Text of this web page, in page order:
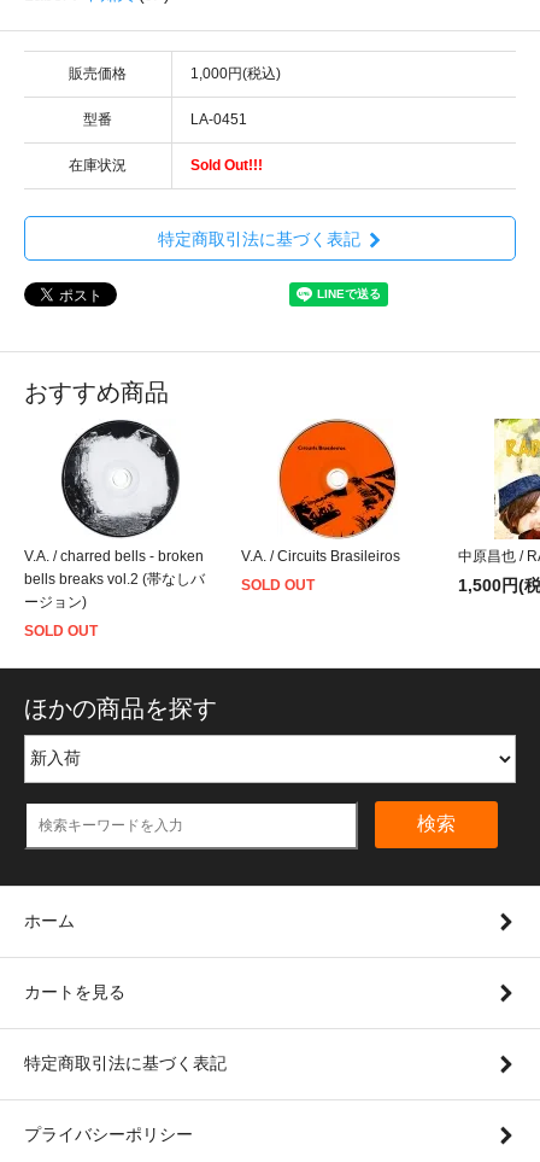
販売価格 1,000円(税込)
型番 LA-0451
在庫状況 Sold Out!!!
特定商取引法に基づく表記
おすすめ商品
V.A. / charred bells - broken
bells breaks vol.2 (帯なしバ
ージョン)
SOLD OUT
V.A. / Circuits Brasileiros
SOLD OUT
中原昌也 /
1,500円(
ほかの商品を探す
検索
ホーム
カートを見る
特定商取引法に基づく表記
プライバシーポリシー